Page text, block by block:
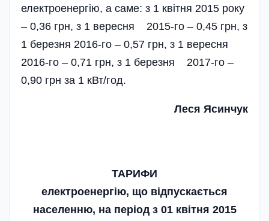
електроенергію, а саме: з 1 квітня 2015 року
– 0,36 грн, з 1 вересня 2015-го – 0,45 грн, з
1 березня 2016-го – 0,57 грн, з 1 вересня
2016-го – 0,71 грн, з 1 березня 2017-го –
0,90 грн за 1 кВт/год.
Леся Ясинчук
ТАРИФИ
електроенергію, що відпускається
населенню, на період з 01 квітня 2015